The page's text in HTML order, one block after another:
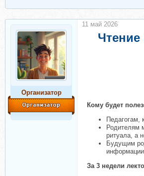
Организатор
Чтение
Кому будет
Педагогам,
Родителям
ритуала, а
Будущим
За 3 недели
11 май 2026